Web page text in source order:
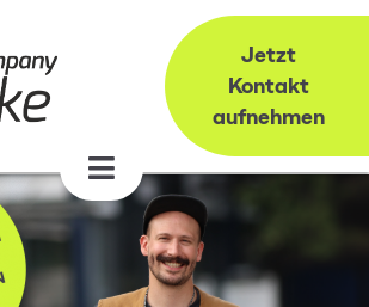
Jetzt
Kontakt
aufnehmen